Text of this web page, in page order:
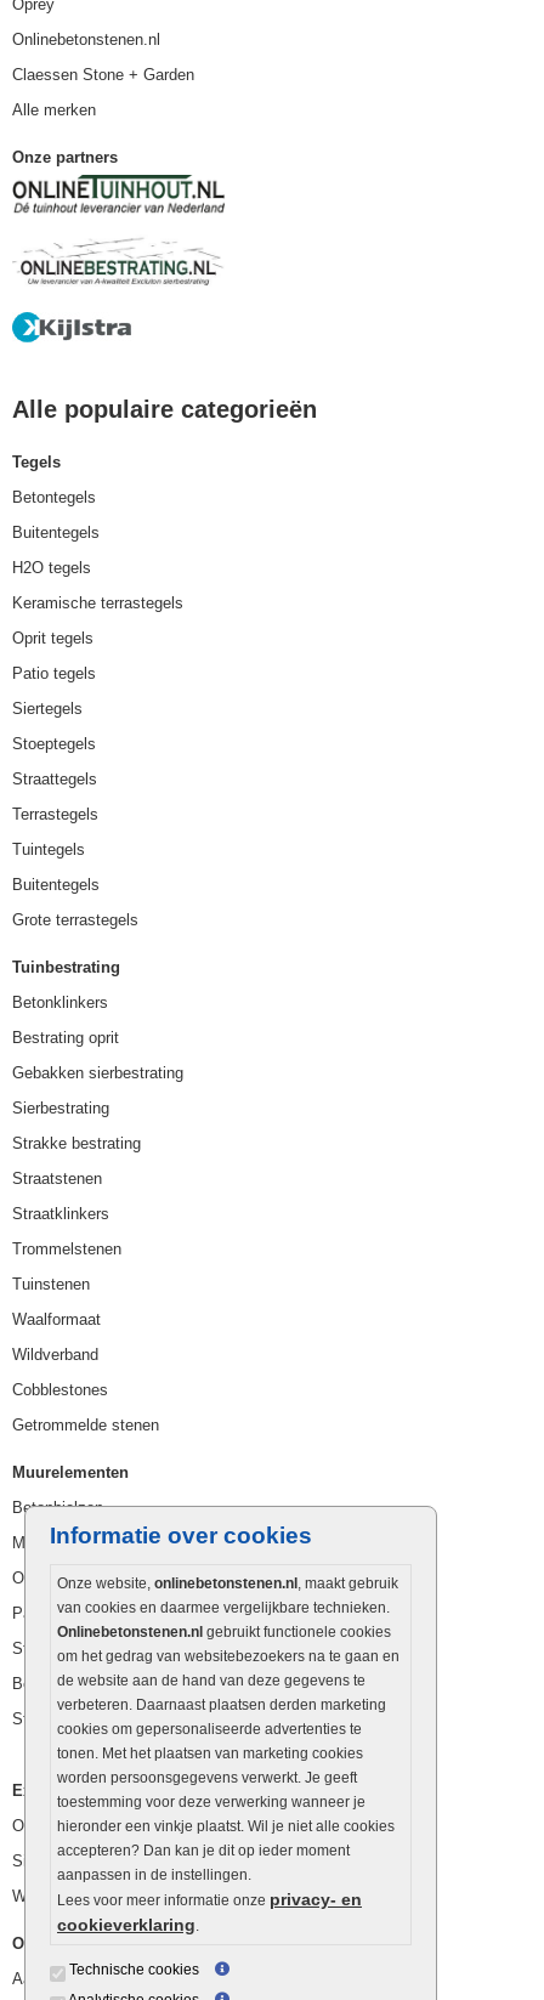
Informatie over cookies
Onze website, onlinebetonstenen.nl , maakt gebruik
van cookies en daarmee vergelijkbare technieken.
Onlinebetonstenen.nl gebruikt functionele cookies
om het gedrag van websitebezoekers na te gaan en
de website aan de hand van deze gegevens te
verbeteren. Daarnaast plaatsen derden marketing
cookies om gepersonaliseerde advertenties te
tonen. Met het plaatsen van marketing cookies
worden persoonsgegevens verwerkt. Je geeft
toestemming voor deze verwerking wanneer je
hieronder een vinkje plaatst. Wil je niet alle cookies
accepteren? Dan kan je dit op ieder moment
aanpassen in de instellingen.
Lees voor meer informatie onze privacy- en
cookieverklaring.
Technische cookies
Oprey
Onlinebetonstenen.nl
Claessen Stone + Garden
Alle merken
Onze partners
Alle populaire categorieën
Tegels
Betontegels
Buitentegels
H2O tegels
Keramische terrastegels
Oprit tegels
Patio tegels
Siertegels
Stoeptegels
Straattegels
Terrastegels
Tuintegels
Buitentegels
Grote terrastegels
Tuinbestrating
Betonklinkers
Bestrating oprit
Gebakken sierbestrating
Sierbestrating
Strakke bestrating
Straatstenen
Straatklinkers
Trommelstenen
Tuinstenen
Waalformaat
Wildverband
Cobblestones
Getrommelde stenen
Muurelementen
Betonbielzen
Muurstenen
Opsluitbanden
Palissaden
Stapelblokken
Betonblokken
Stapelstenen
Extra benodigdheden
Ophoogzand
Siergrind en siersplit
Waterafvoer
Overig
Aanbiedingen